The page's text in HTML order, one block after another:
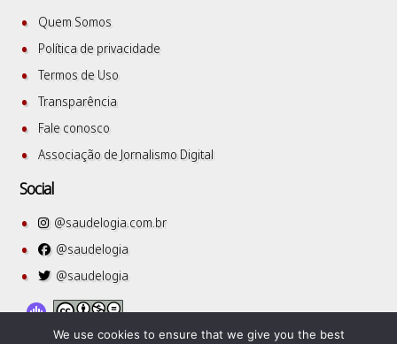
Quem Somos
Política de privacidade
Termos de Uso
Transparência
Fale conosco
Associação de Jornalismo Digital
Social
@saudelogia.com.br
@saudelogia
@saudelogia
We use cookies to ensure that we give you the best